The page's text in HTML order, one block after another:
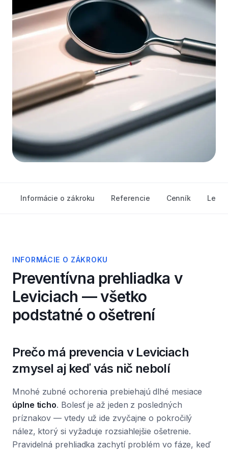
Informácie o zákroku Referencie Cenník
INFORMÁCIE O ZÁKROKU
Preventívna prehliadka v
Leviciach — všetko
podstatné o ošetrení
Prečo má prevencia v Leviciach
zmysel aj keď vás nič nebolí
Mnohé zubné ochorenia prebiehajú dlhé mesiace
úplne ticho. Bolesť je až jeden z posledných
príznakov — vtedy už ide zvyčajne o pokročilý
nález, ktorý si vyžaduje rozsiahlejšie ošetrenie.
Pravidelná prehliadka zachytí problém vo fáze, keď